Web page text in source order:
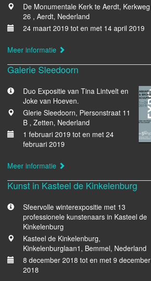
De Monumentale Kerk te Aerdt, Kerkweg
26 , Aerdt, Nederland
24 maart 2019 tot en met 14 april 2019
Meer informatie
Galerie Sleedoorn
Duo Expositie van Tina Lintvelt en
Joke van Hoeven.
Glerie Sleedoorn, Piersonstraat 11
B , Zetten, Nederland
1 februari 2019 tot en met 24
februari 2019
Meer informatie
Kunst in Kasteel de Kinkelenburg
Sfeervolle winterexpositie met 13
professionele kunstenaars in Kasteel de
Kinkelenburg
Kasteel de Kinkelenburg,
Kinkelenburglaan1, Bemmel, Nederland
8 december 2018 tot en met 9 december
2018